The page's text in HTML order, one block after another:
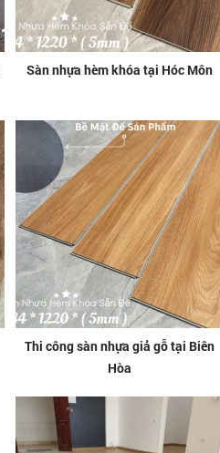
Sàn nhựa hèm khóa tại Hóc Môn
Thi công sàn nhựa giả gỗ tại Biên
Hòa